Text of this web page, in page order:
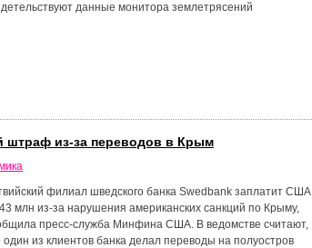
данные монитора землетрясений
штраф из-за переводов в Крым
филиал шведского банка Swedbank заплатит США
млн из-за нарушения американских санкций по Крыму,
пресс-служба Минфина США. В ведомстве считают,
один из клиентов банка делал переводы на полуостров